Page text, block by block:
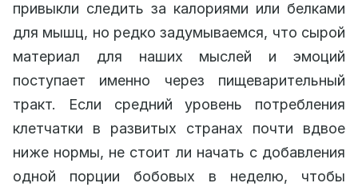
привыкли следить за калориями или белками
для мышц, но редко задумываемся, что сырой
материал для наших мыслей и эмоций
поступает именно через пищеварительный
тракт. Если средний уровень потребления
клетчатки в развитых странах почти вдвое
ниже нормы, не стоит ли начать с добавления
одной порции бобовых в неделю, чтобы